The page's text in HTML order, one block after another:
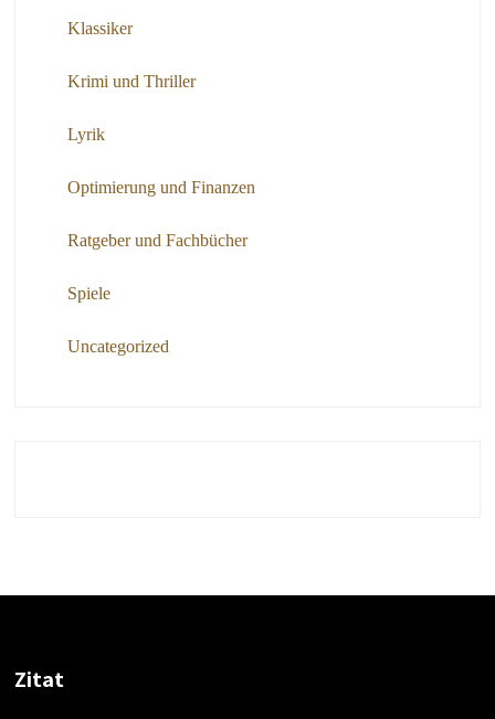
Klassiker
Krimi und Thriller
Lyrik
Optimierung und Finanzen
Ratgeber und Fachbücher
Spiele
Uncategorized
Zitat